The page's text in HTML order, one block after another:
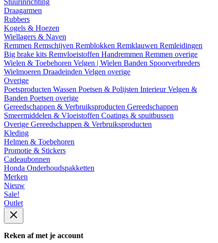
Stuurinrichting
Draagarmen
Rubbers
Kogels & Hoezen
Wiellagers & Naven
Remmen Remschijven Remblokken Remklauwen Remleidingen
Big brake kits Remvloeistoffen Handremmen Remmen overige
Wielen & Toebehoren Velgen | Wielen Banden Spoorverbreders
Wielmoeren Draadeinden Velgen overige
Overige
Poetsproducten Wassen Poetsen & Polijsten InterieurVelgen &
Banden Poetsen overige
Gereedschappen & Verbruiksproducten Gereedschappen
Smeermiddelen & Vloeistoffen Coatings & spuitbussen
Overige Gereedschappen & Verbruiksproducten
Kleding
Helmen & Toebehoren
Promotie & Stickers
Cadeaubonnen
Honda Onderhoudspakketten
Merken
Nieuw
Sale!
Outlet
Reken af met je account